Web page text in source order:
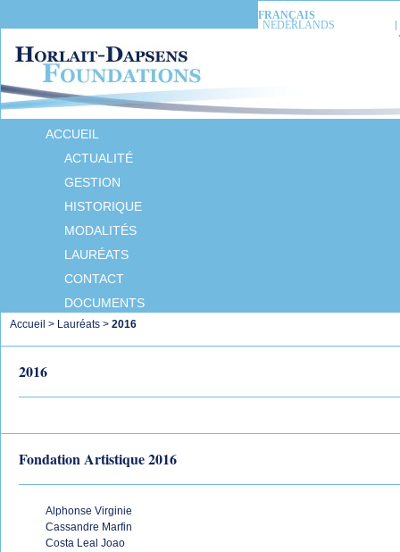
FRANÇAIS
NEDERLANDS
ACCUEIL
ACTUALITÉ
GESTION
HISTORIQUE
MODALITÉS
LAURÉATS
CONTACT
DOCUMENTS
Accueil > Lauréats > 2016
2016
Fondation Artistique 2016
Alphonse Virginie
Cassandre Marfin
Costa Leal Joao